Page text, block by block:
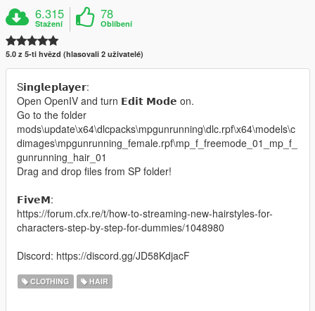
6.315
Stažení
78
Oblíbení
5.0 z 5-ti hvězd (hlasovali 2 uživatelé)
S𝗶𝗻𝗴𝗹𝗲𝗽𝗹𝗮𝘆𝗲𝗿:
Open OpenIV and turn 𝗘𝗱𝗶𝘁 𝗠𝗼𝗱𝗲 on.
Go to the folder
mods\update\x64\dlcpacks\mpgunrunning\dlc.rpf\x64\models\c
dimages\mpgunrunning_female.rpf\mp_f_freemode_01_mp_f_
gunrunning_hair_01
Drag and drop files from SP folder!
𝗙𝗶𝘃𝗲𝗠:
https://forum.cfx.re/t/how-to-streaming-new-hairstyles-for-
characters-step-by-step-for-dummies/1048980
Discord: https://discord.gg/JD58KdjacF
CLOTHING HAIR